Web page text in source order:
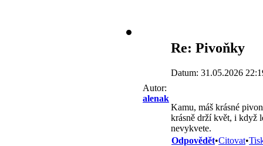
Autor:
alenak
Re: Pivoňky
Datum: 31.05.2026
Kamu, máš krásné
krásně drží květ, i když
nevykvete.
Odpovědět•Citovat•